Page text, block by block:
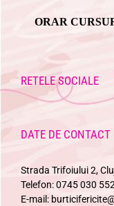
ORAR
RETELE SOCIALE
DATE DE CONTACT
Strada Trifoiului 2,
Telefon:0745 030
E-mail: